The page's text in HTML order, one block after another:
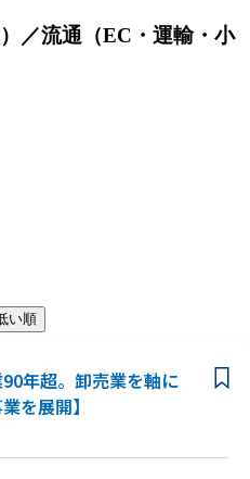
／流通（EC・運輸・小
い順
年超。卸売業を軸に
を展開】